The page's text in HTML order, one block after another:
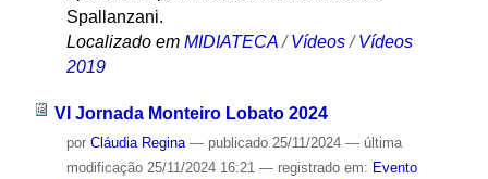
Spallanzani.
Localizado em MIDIATECA /Vídeos /Vídeos
2019
VI Jornada Monteiro Lobato 2024
por Cláudia Regina — publicado25/11/2024 — última
modificação25/11/2024 16:21 — registrado em: Evento